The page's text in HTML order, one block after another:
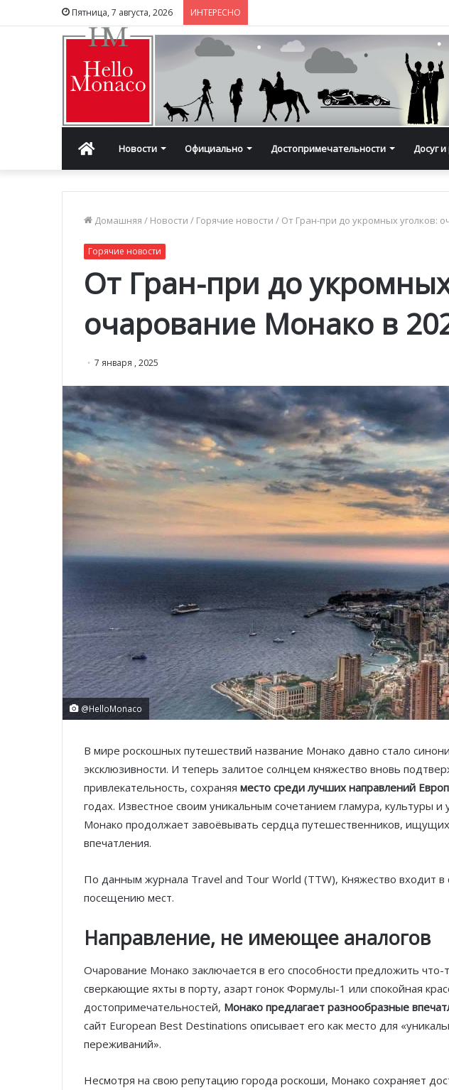
Пятница, 7 августа, 2026 ИНТЕРЕСНО
ГлавнаяНовости Официально Достопримечательности Досуг
Домашняя / Новости / Горячие новости / От Гран-при до укромных уголков:
Горячие новости
От Гран-при до
очарование Монако в
7 января , 2025
@HelloMonaco
В мире роскошных путешествий название Монако давно стало
эксклюзивности. И теперь залитое солнцем княжество вновь
привлекательность, сохраняя место среди лучших направлений
годах. Известное своим уникальным сочетанием гламура, культуры и
Монако продолжает завоёвывать сердца путешественников,
впечатления.
По данным журнала Travel and Tour World (TTW), Княжество входит в
посещению мест.
Направление, не имеющее аналогов
Очарование Монако заключается в его способности предложить что-
сверкающие яхты в порту, азарт гонок Формулы-1 или спокойная
достопримечательностей, Монако предлагает разнообразные
сайт European Best Destinations описывает его как место для
переживаний».
Несмотря на свою репутацию города роскоши, Монако сохраняет